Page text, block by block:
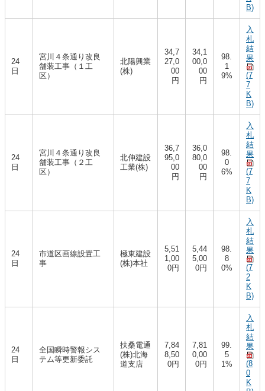
B)
24
日
宮川４条通り改良
舗装工事（１工
区）
北陽興業
(株)
34,7
27,0
00
円
34,1
00,0
00
円
98.
1
9%
入
札
結
果
(7
7
K
B)
24
日
宮川４条通り改良
舗装工事（２工
区）
北伸建設
工業(株)
36,7
95,0
00
円
36,0
80,0
00
円
98.
0
6%
入
札
結
果
(7
7
K
B)
24
日
市道区画線設置工
事
極東建設
(株)本社
5,51
1,00
0円
5,44
5,00
0円
98.
8
0%
入
札
結
果
(7
2
K
B)
24
日
全国瞬時警報シス
テム等更新委託
扶桑電通
(株)北海
道支店
7,84
8,50
0円
7,81
0,00
0円
99.
5
1%
入
札
結
果
(8
0
K